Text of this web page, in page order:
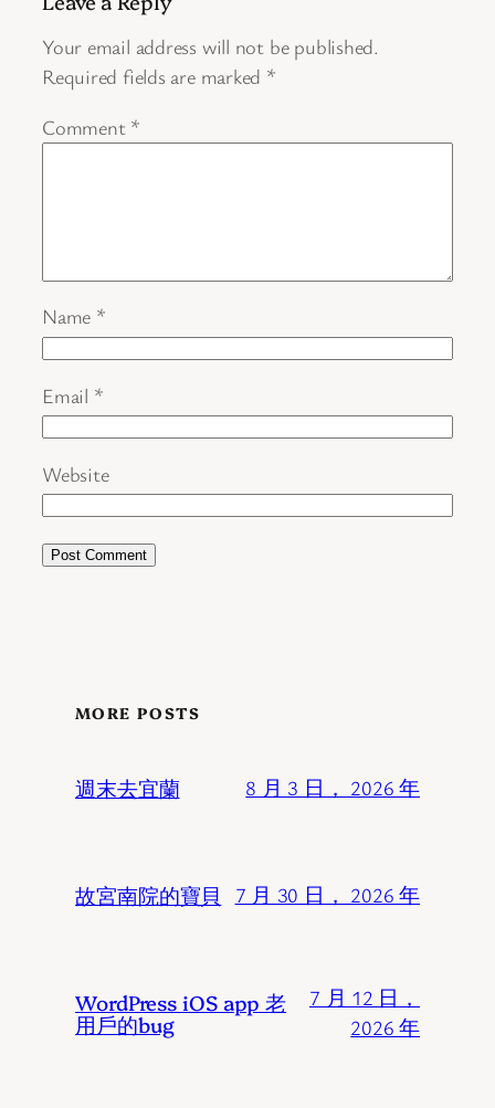
Your email address will not be published.
Required fields are marked *
Comment *
Name *
Email *
Website
MORE POSTS
週末去宜蘭 8 月 3 日， 2026 年
故宮南院的寶貝 7 月 30 日， 2026 年
WordPress iOS app 老
用戶的bug
7 月 12 日，
2026 年